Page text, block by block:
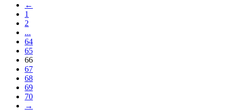
←
1
2
...
64
65
66
67
68
69
70
→